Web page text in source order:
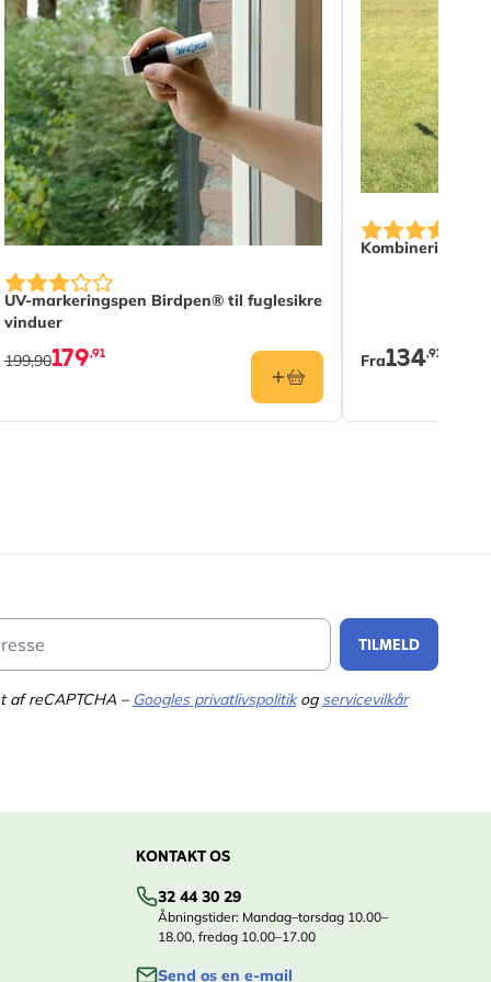
UV-markeringspen Birdpen® til fuglesikre
vinduer
179,91
199,90
The price
Fra134,91
TILMELD
af reCAPTCHA – Googles privatlivspolitikog servicevilkår
KONTAKT OS
32 44 30 29
Åbningstider: Mandag–torsdag 10.00–
18.00, fredag 10.00–17.00
Send os en e-mail